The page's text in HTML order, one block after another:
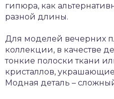
гипюра, как
разной длины.
Для моделей вечерних
коллекции, в качестве
тонкие полоски ткани
кристаллов,
Модная деталь –